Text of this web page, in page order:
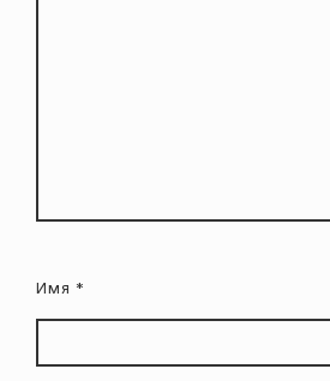
Имя *